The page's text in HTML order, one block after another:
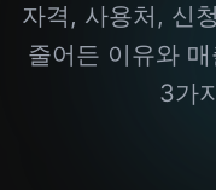
자격, 사용처, 신
줄어든 이유와
3가